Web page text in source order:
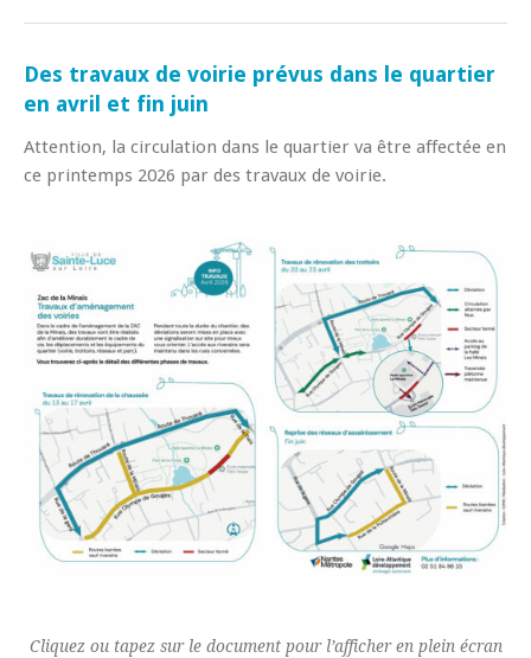
Des travaux de voirie prévus dans le quartier
en avril et fin juin
Attention, la circulation dans le quartier va être affectée en
ce printemps 2026 par des travaux de voirie.
Cliquez ou tapez sur le document pour l’afficher en plein écran